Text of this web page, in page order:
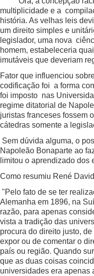
multiplicidade e a
história. As velhas leis
um direito simples e
legislador, uma nova
homem, estabeleceria
imutáveis que deveriam
Fator que influenciou
codificação foi a forma
foi imposto nas
regime ditatorial de
juristas franceses fossem
cátedras somente a
Sem dúvida alguma, o
Napoleão Bonaparte ao
limitou o aprendizado
Como resumiu René
"Pelo fato de se ter
Alemanha em 1896, na
razão, para apenas
vista a tradição das
procura do direito justo,
expor ou de comentar o
país ou região. Quando
que as duas coisas
universidades era apenas